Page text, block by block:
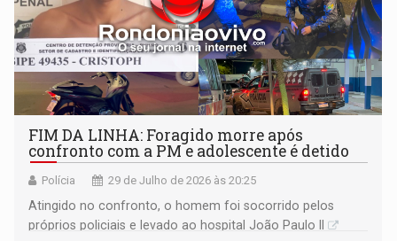
FIM DA LINHA: Foragido morre após
confronto com a PM e adolescente é detido
Polícia 29 de Julho de 2026 às 20:25
Atingido no confronto, o homem foi socorrido pelos
próprios policiais e levado ao hospital João Paulo II